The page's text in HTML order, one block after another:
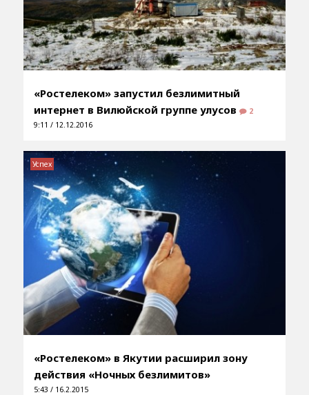
«Ростелеком» запустил безлимитный
интернет в Вилюйской группе улусов
2
9:11 / 12.12.2016
«Ростелеком» в Якутии расширил зону
действия «Ночных безлимитов»
5:43 / 16.2.2015
Успех